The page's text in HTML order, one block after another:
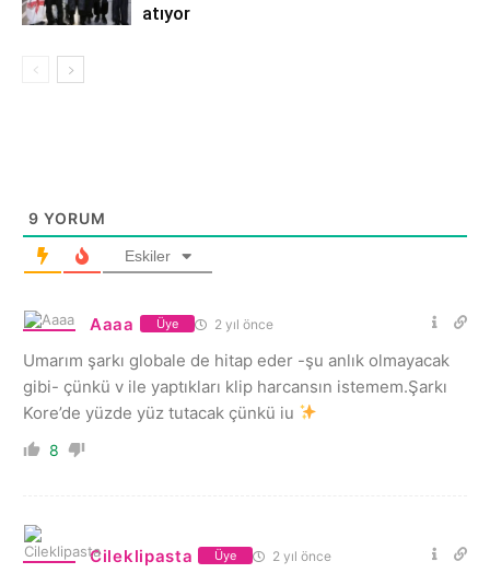
atıyor
9 YORUM
Eskiler
Aaaa Üye 2 yıl önce
Umarım şarkı globale de hitap eder -şu anlık olmayacak
gibi- çünkü v ile yaptıkları klip harcansın istemem.Şarkı
Kore’de yüzde yüz tutacak çünkü iu
8
Cileklipasta Üye 2 yıl önce